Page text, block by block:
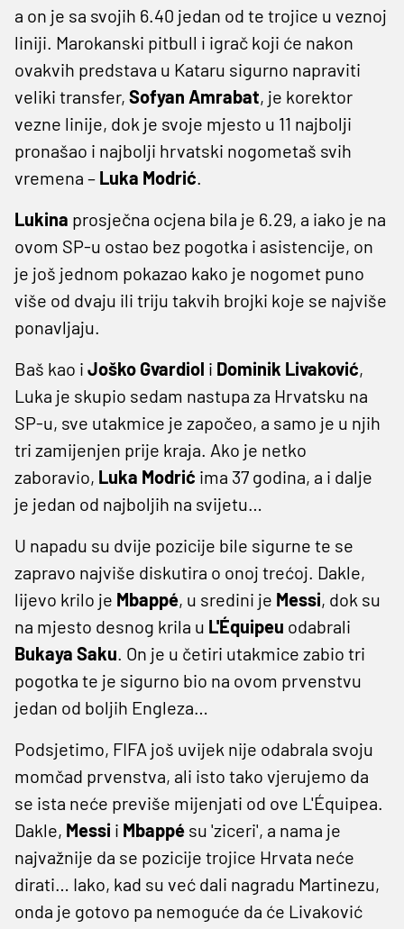
a on je sa svojih 6.40 jedan od te trojice u veznoj
liniji. Marokanski pitbull i igrač koji će nakon
ovakvih predstava u Kataru sigurno napraviti
veliki transfer, Sofyan Amrabat, je korektor
vezne linije, dok je svoje mjesto u 11 najbolji
pronašao i najbolji hrvatski nogometaš svih
vremena – Luka Modrić
Lukina prosječna ocjena bila je 6.29, a iako je na
ovom SP-u ostao bez pogotka i asistencije, on
je još jednom pokazao kako je nogomet puno
više od dvaju ili triju takvih brojki koje se najviše
ponavljaju.
Baš kao i Joško Gvardiol i Dominik Livaković,
Luka je skupio sedam nastupa za Hrvatsku na
SP-u, sve utakmice je započeo, a samo je u njih
tri zamijenjen prije kraja. Ako je netko
zaboravio, Luka Modrić ima 37 godina, a i dalje
je jedan od najboljih na svijetu…
U napadu su dvije pozicije bile sigurne te se
zapravo najviše diskutira o onoj trećoj. Dakle,
lijevo krilo je Mbappé, u sredini je Messi, dok su
na mjesto desnog krila u L'Équipeu odabrali
Bukaya Saku . On je u četiri utakmice zabio tri
pogotka te je sigurno bio na ovom prvenstvu
jedan od boljih Engleza…
Podsjetimo, FIFA još uvijek nije odabrala svoju
momčad prvenstva, ali isto tako vjerujemo da
se ista neće previše mijenjati od ove L'Équipea.
Dakle, Messi i Mbappé su 'ziceri', a nama je
najvažnije da se pozicije trojice Hrvata neće
dirati… Iako, kad su već dali nagradu Martinezu,
onda je gotovo pa nemoguće da će Livaković